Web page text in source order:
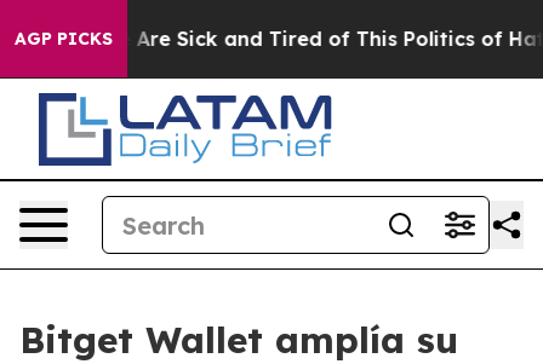
AGP PICKSAre Sick and Tired of This Politics of Hatred”
Bitget Wallet amplía su